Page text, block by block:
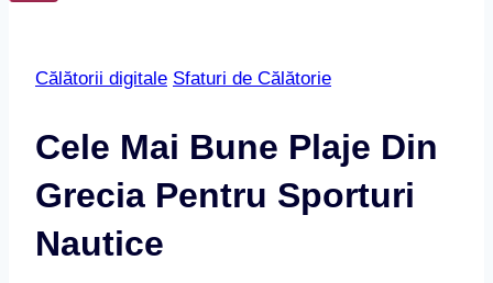
Călătorii digitale Sfaturi de Călătorie
Cele Mai Bune Plaje Din
Grecia Pentru Sporturi
Nautice